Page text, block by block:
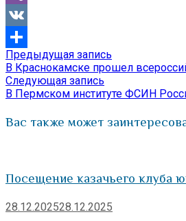
Viber
VK
Отправить
Навигация
по
записям
Предыдущая запись
запись:
В Краснокамске прошел
Следующая запись
запись:
В Пермском институте ФСИН
Вас также может
Посещение казачьего клуба
28.12.202528.12.2025